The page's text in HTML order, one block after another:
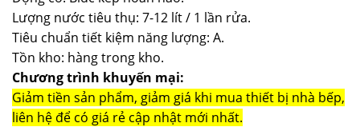
Lượng nước tiêu thụ: 7-12 lít / 1 lần rửa.
Tiêu chuẩn tiết kiệm năng lượng: A.
Tồn kho: hàng trong kho.
Chương trình khuyến mại:
Giảm tiền sản phẩm, giảm giá khi mua thiết bị nhà bếp,
liên hệ để có giá rẻ cập nhật mới nhất.